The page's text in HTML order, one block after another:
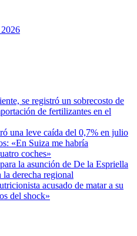
se registró un sobrecosto de
de fertilizantes en el
una leve caída del 0,7% en julio
«En Suiza me habría
coches»
la asunción de De la Espriella
derecha regional
acusado de matar a su
del shock»